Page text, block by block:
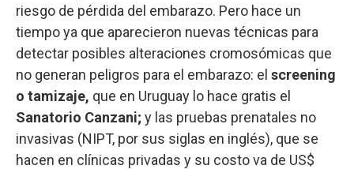
riesgo de pérdida del embarazo. Pero hace un
tiempo ya que aparecieron nuevas técnicas para
detectar posibles alteraciones cromosómicas que
no generan peligros para el embarazo: el screening
o tamizaje, que en Uruguay lo hace gratis el
Sanatorio Canzani; y las pruebas prenatales no
invasivas (NIPT, por sus siglas en inglés), que se
hacen en clínicas privadas y su costo va de US$